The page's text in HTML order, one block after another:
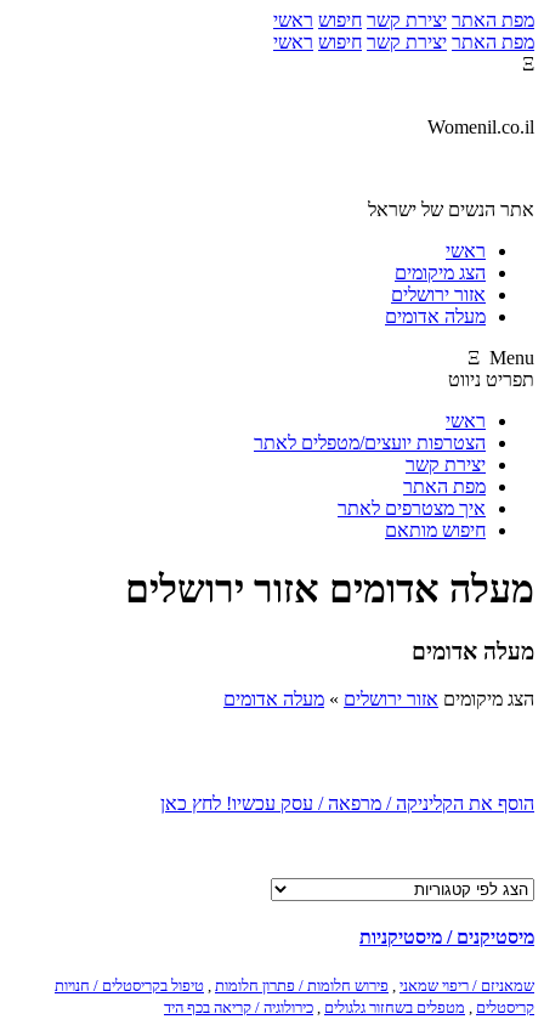
מפת האתר יצירת קשר חיפוש ראשי
מפת האתר יצירת קשר חיפוש ראשי
Ξ
Womenil.co.il
אתר הנשים של ישראל
ראשי
הצג מיקומים
אזור ירושלים
מעלה אדומים
Ξ Menu
תפריט ניווט
ראשי
הצטרפות יועצים/מטפלים לאתר
יצירת קשר
מפת האתר
איך מצטרפים לאתר
חיפוש מותאם
מעלה אדומים אזור ירושלים
מעלה אדומים
הצג מיקומים אזור ירושלים » מעלה אדומים
הוסף את הקליניקה / מרפאה / עסק עכשיו! לחץ כאן
מיסטיקנים / מיסטיקניות
שמאניזם / ריפוי שמאני , פירוש חלומות / פתרון חלומות , טיפול בקריסטלים / חנויות
קריסטלים , מטפלים בשחזור גלגולים , כירולוגיה / קריאה בכף היד